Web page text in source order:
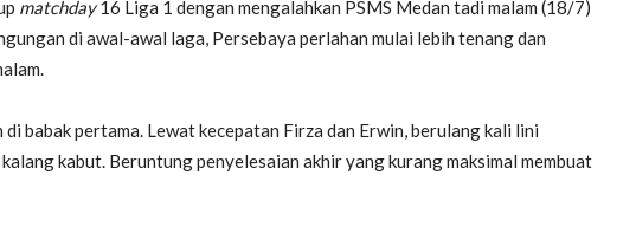
matchday16 Liga 1 dengan mengalahkan PSMS Medan tadi malam (18/7)
di awal-awal laga, Persebaya perlahan mulai lebih tenang dan
babak pertama. Lewat kecepatan Firza dan Erwin, berulang kali lini
kabut. Beruntung penyelesaian akhir yang kurang maksimal membuat